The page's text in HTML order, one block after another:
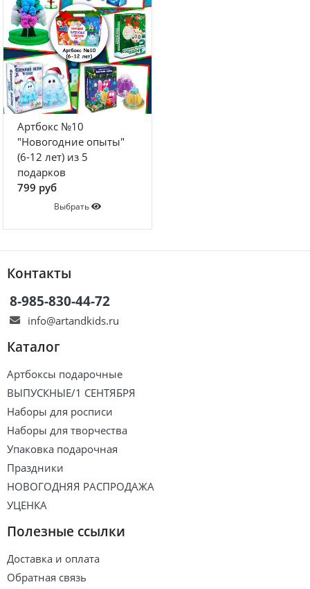
Артбокс №10
"Новогодние опыты"
(6-12 лет) из 5
подарков
799 руб
Выбрать
Контакты
8-985-830-44-72
info@artandkids.ru
Каталог
Артбоксы подарочные
ВЫПУСКНЫЕ/1 СЕНТЯБРЯ
Наборы для росписи
Наборы для творчества
Упаковка подарочная
Праздники
НОВОГОДНЯЯ РАСПРОДАЖА
УЦЕНКА
Полезные ссылки
Доставка и оплата
Обратная связь